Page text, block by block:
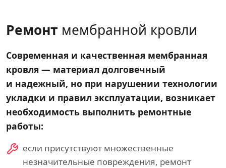
Ремонт мембранной кровли
Современная и качественная мембранная
кровля — материал долговечный
и надежный, но при нарушении технологии
укладки и правил эксплуатации, возникает
необходимость выполнить ремонтные
работы:
если присутствуют множественные
незначительные повреждения, ремонт